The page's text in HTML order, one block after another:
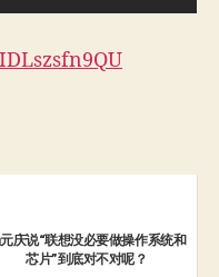
庆说“联想没必要做操作系统和
芯片”到底对不对呢？